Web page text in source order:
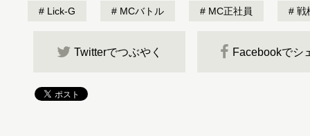
Lick-G MCバトル MC正社員 戦
Twitterでつぶやく Facebookでシ